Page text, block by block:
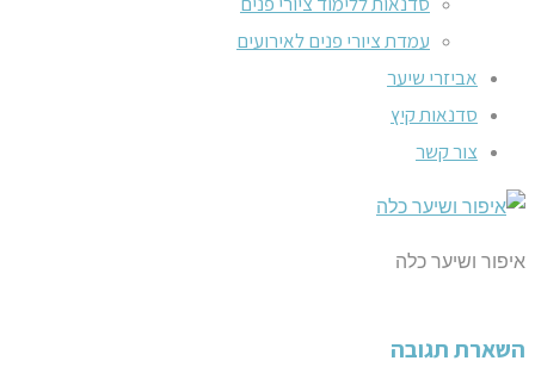
עמדת ציורי פנים לאירועים
אביזרי שיער
סדנאות קיץ
צור קשר
איפור ושיער כלה
השארת תגובה